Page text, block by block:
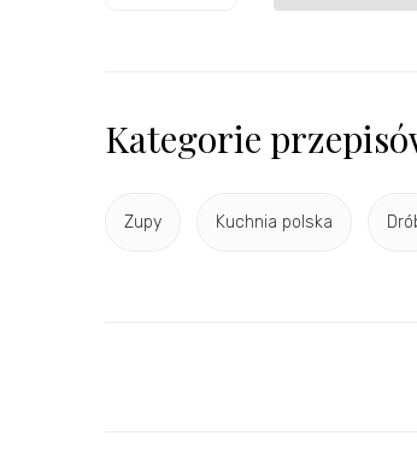
Kategorie
Zupy Kuchnia polska